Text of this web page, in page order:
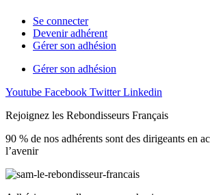
Se connecter
Devenir adhérent
Gérer son adhésion
Gérer son adhésion
Youtube Facebook Twitter Linkedin
Rejoignez les Rebondisseurs Français
90 % de nos adhérents sont des dirigeants en
l’avenir